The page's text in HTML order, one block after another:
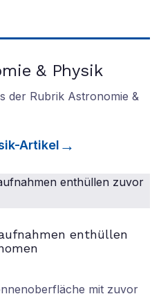
& Physik
der Rubrik Astronomie &
-Artikel
enthüllen
mit zuvor